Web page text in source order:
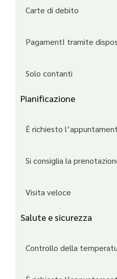
Carte di debito
PagamentI tramite
Solo contanti
Pianificazione
È richiesto
Si consiglia la
Visita veloce
Salute e sicurezza
Controllo della